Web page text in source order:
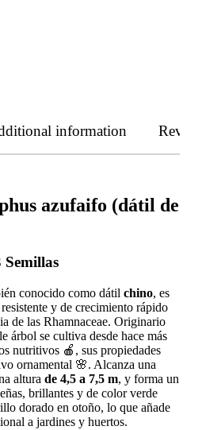
information
azufaifo (dátil de
Semillas
conocido como dátil chino, es
y de crecimiento rápido
de las Rhamnaceae. Originario
se cultiva desde hace más
nutritivos 🍎, sus propiedades
ornamental 🌸. Alcanza una
altura de 4,5 a 7,5 m, y forma un
brillantes y de color verde
dorado en otoño, lo que añade
a jardines y huertos.